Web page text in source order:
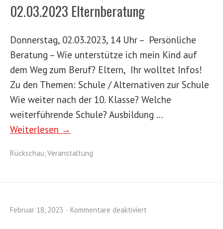
02.03.2023 Elternberatung
Donnerstag, 02.03.2023, 14 Uhr – Persönliche
Beratung – Wie unterstütze ich mein Kind auf
dem Weg zum Beruf? Eltern, Ihr wolltet Infos!
Zu den Themen: Schule / Alternativen zur Schule
Wie weiter nach der 10. Klasse? Welche
weiterführende Schule? Ausbildung …
Weiterlesen →
Rückschau Veranstaltung
Februar 18, 2023 Kommentare deaktiviert